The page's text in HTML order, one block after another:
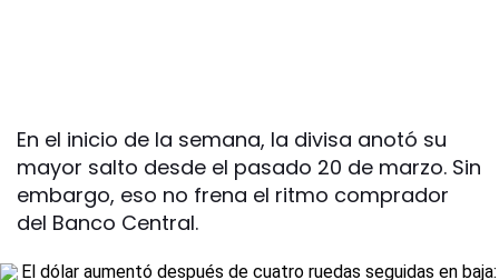
En el inicio de la semana, la divisa anotó su
mayor salto desde el pasado 20 de marzo. Sin
embargo, eso no frena el ritmo comprador
del Banco Central.